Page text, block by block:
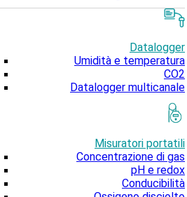
Datalogger
Umidità e temperatura
CO2
Datalogger multicanale
Misuratori portatili
Concentrazione di gas
pH e redox
Conducibilità